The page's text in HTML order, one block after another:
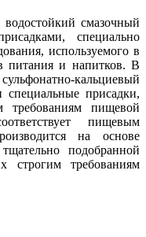
водостойкий смазочный
специально
используемого в
питания и напитков. В
кальциевый
специальные присадки,
требованиям пищевой
пищевым
на основе
подобранной
строгим требованиям